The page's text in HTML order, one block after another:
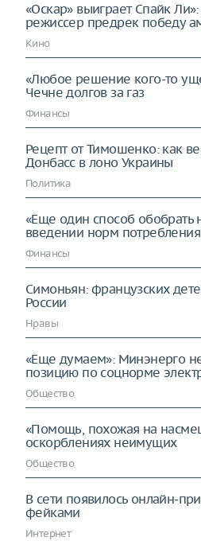
«Оскар» выиграет Спайк Ли»:
режиссер предрек победу
Кино
«Любое решение кого-то
Чечне долгов за газ
Финансы
Рецепт от Тимошенко: как
Донбасс в лоно Украины
Политика
«Еще один способ обобрать
введении норм потребления
Финансы
Симоньян: французских
России
Нравы
«Еще думаем»: Минэнерго
позицию по соцнорме
Общество
«Помощь, похожая на
оскорблениях неимущих
Общество
В сети появилось онлайн-
фейками
Интернет